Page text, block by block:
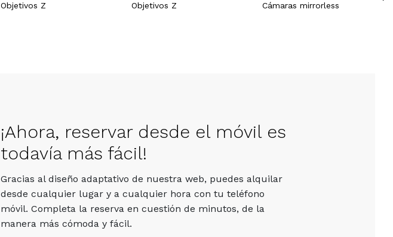
Objetivos Z
Objetivos Z
Cámaras mirrorless
¡Ahora, reservar desde el móvil es
todavía más fácil!
Gracias al diseño adaptativo de nuestra web, puedes alquilar
desde cualquier lugar y a cualquier hora con tu teléfono
móvil. Completa la reserva en cuestión de minutos, de la
manera más cómoda y fácil.